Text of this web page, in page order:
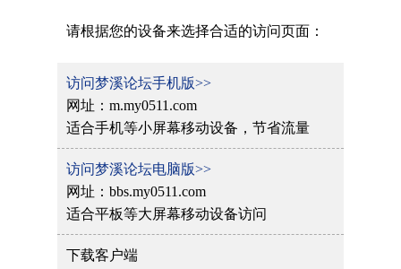
请根据您的设备来选择合适的访问页面：
访问梦溪论坛手机版>>
网址：m.my0511.com
适合手机等小屏幕移动设备，节省流量
访问梦溪论坛电脑版>>
网址：bbs.my0511.com
适合平板等大屏幕移动设备访问
下载客户端